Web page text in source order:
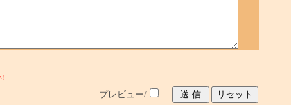
!
プレビュー/